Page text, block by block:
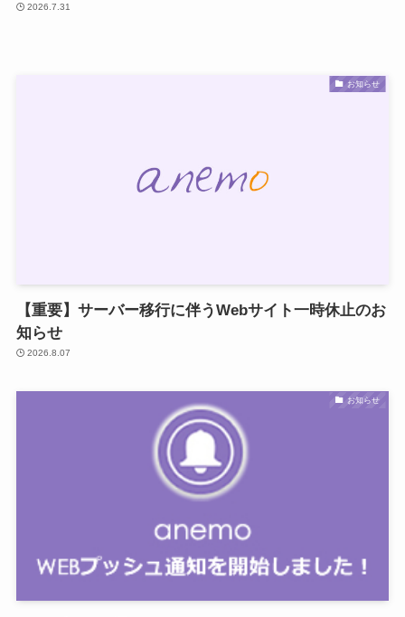
2026.7.31
お知らせ
【重要】サーバー移行に伴うWebサイト一時休止のお
知らせ
2026.8.07
お知らせ